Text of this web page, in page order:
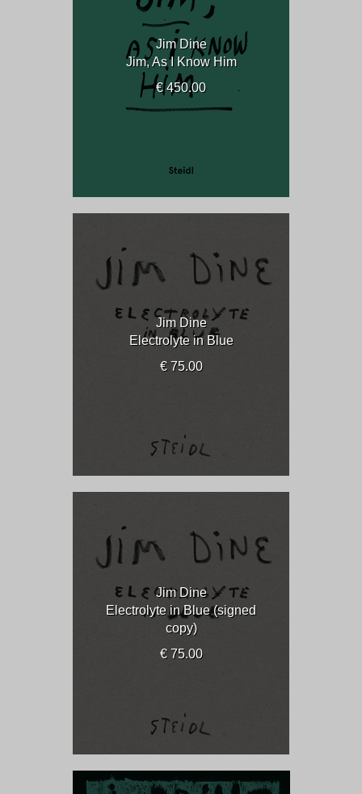
Jim Dine
Jim, As I Know Him
€ 450.00
Jim Dine
Electrolyte in Blue
€ 75.00
Jim Dine
Electrolyte in Blue (signed
copy)
€ 75.00